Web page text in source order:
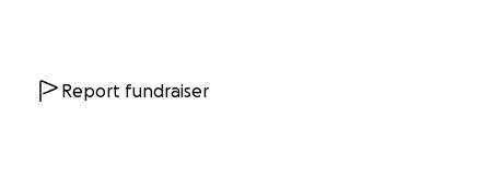
Report fundraiser